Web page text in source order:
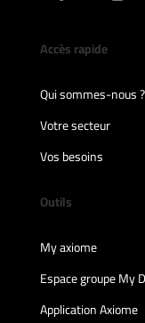
Accès rapide
Qui sommes-nous ?
Votre secteur
Vos besoins
Outils
My axiome
Espace groupe My
Application Axiome